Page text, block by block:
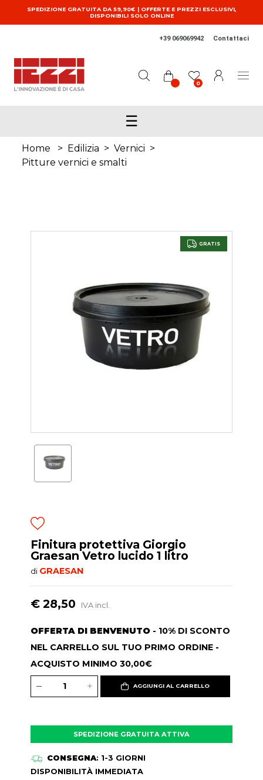
Salta al contenuto principale
SPEDIZIONE GRATUITA DA 59,90€ | OFFERTE E PREZZI ESCLUSIVI,
DISPONIBILI SOLO ONLINE
+39 069069942 Contattaci
0
☰
Home > Edilizia > Vernici >
Pitture vernici e smalti
GRATIS
Finitura protettiva Giorgio
Graesan Vetro lucido 1 litro
di GRAESAN
€ 28,50 IVA incl.
OFFERTA DI BENVENUTO - 10% DI SCONTO
NEL CARRELLO SUL TUO PRIMO ORDINE -
ACQUISTO MINIMO 30,00€
AGGIUNGI AL CARRELLO
SPEDIZIONE GRATUITA ATTIVA
CONSEGNA: 1-3 GIORNI
DISPONIBILITÀ IMMEDIATA